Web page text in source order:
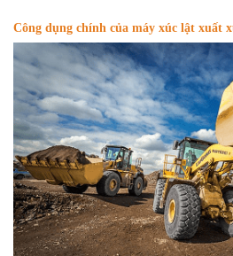
Công dụng chính của máy xúc lật xuất